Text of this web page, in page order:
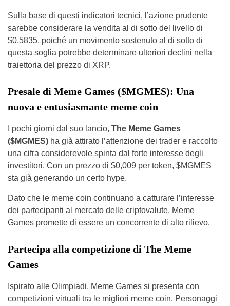
Sulla base di questi indicatori tecnici, l’azione prudente
sarebbe considerare la vendita al di sotto del livello di
$0,5835, poiché un movimento sostenuto al di sotto di
questa soglia potrebbe determinare ulteriori declini nella
traiettoria del prezzo di XRP.
Presale di Meme Games ($MGMES): Una
nuova e entusiasmante meme coin
I pochi giorni dal suo lancio, The Meme Games
($MGMES) ha già attirato l’attenzione dei trader e raccolto
una cifra considerevole spinta dal forte interesse degli
investitori. Con un prezzo di $0,009 per token, $MGMES
sta già generando un certo hype.
Dato che le meme coin continuano a catturare l’interesse
dei partecipanti al mercato delle criptovalute, Meme
Games promette di essere un concorrente di alto rilievo.
Partecipa alla competizione di The Meme
Games
Ispirato alle Olimpiadi, Meme Games si presenta con
competizioni virtuali tra le migliori meme coin. Personaggi